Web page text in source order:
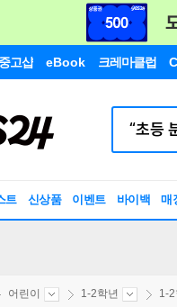
중고샵 eBook 크레마클럽
트 신상품 이벤트 바이백 매
어린이 1-2학년 1-